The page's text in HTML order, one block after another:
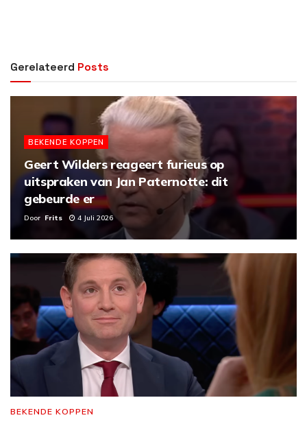
Gerelateerd Posts
BEKENDE KOPPEN
Geert Wilders reageert furieus op
uitspraken van Jan Paternotte: dit
gebeurde er
Door Frits 4 Juli 2026
BEKENDE KOPPEN